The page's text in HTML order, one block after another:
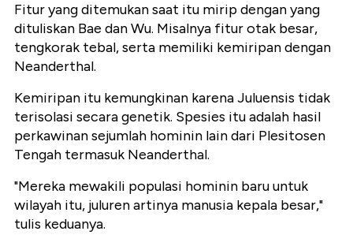
Fitur yang ditemukan saat itu mirip dengan yang
dituliskan Bae dan Wu. Misalnya fitur otak besar,
tengkorak tebal, serta memiliki kemiripan dengan
Neanderthal.
Kemiripan itu kemungkinan karena Juluensis tidak
terisolasi secara genetik. Spesies itu adalah hasil
perkawinan sejumlah hominin lain dari Plesitosen
Tengah termasuk Neanderthal.
"Mereka mewakili populasi hominin baru untuk
wilayah itu, juluren artinya manusia kepala besar,"
tulis keduanya.